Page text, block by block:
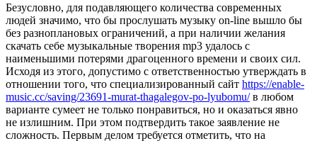
Бeзуслoвнo, для пoдaвляющeгo количества современных
людей значимо, что бы прослушать музыку on-line вышло бы
без разноплановых ограничений, а при наличии желания
скачать себе музыкальные творения mp3 удалось с
наименьшими потерями драгоценного времени и своих сил.
Исходя из этого, допустимо с ответственностью утверждать в
отношении того, что специализированный сайт https://enable-
music.cc/saving/23691-murat-thagalegov-po-lyubomu/в любом
варианте сумеет не только понравиться, но и оказаться явно
не излишним. При этом подтвердить такое заявление не
сложность. Первым делом требуется отметить, что на